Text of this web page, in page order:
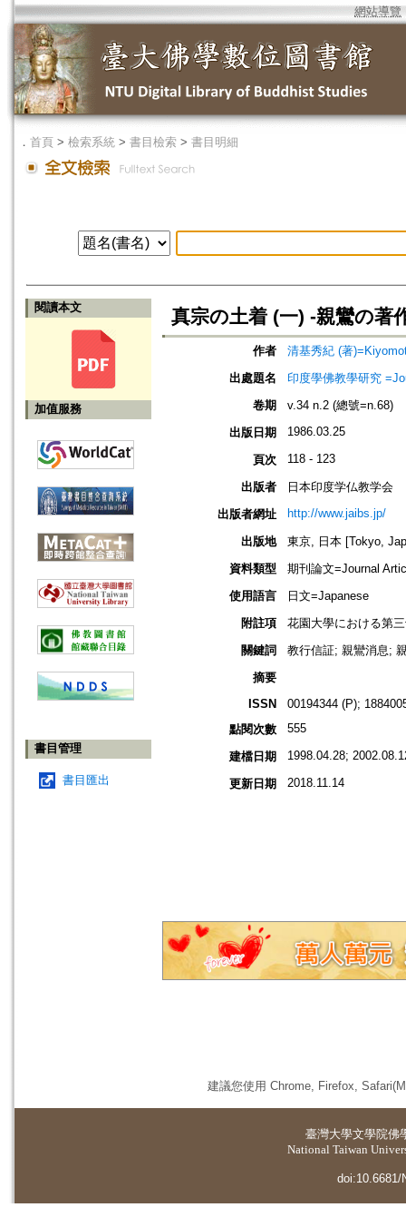
網站導覽
． 首頁 > 檢索系統 > 書目檢索 > 書目明細
閱讀本文
加值服務
書目管理
書目匯出
真宗の土着 (一) -親鸞の著
作者
清基秀紀 (著
出處題名
印度學佛教學研究
卷期
v.34 n.2 (總號=n.68)
出版日期
1986.03.25
頁次 118 - 123
出版者
日本印度学仏教学会
出版者網址
http://www.jaibs.jp/
出版地
東京, 日本 [Tokyo,
資料類型
期刊論文=Journal
使用語言
日文=Japanese
附註項
花園大學における第
關鍵詞
教行信証; 親鸞消息;
摘要
ISSN
00194344 (P);
點閱次數
555
建檔日期 1998.04.28;
更新日期 2018.11.14
建議您使用 Chrome, Firefox,
臺灣大學文學院佛
National Taiwan
doi:10.6681/